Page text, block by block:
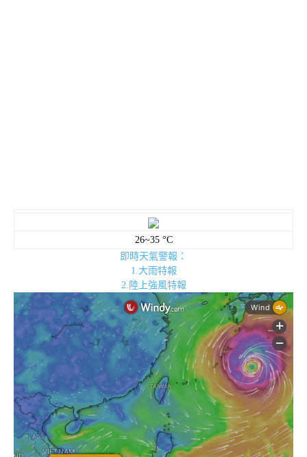
26~35 °C
即時天氣警報：
1.大雨特報
2.陸上強風特報